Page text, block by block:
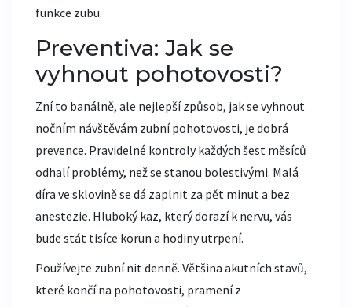
funkce zubu.
Preventiva: Jak se
vyhnout pohotovosti?
Zní to banálně, ale nejlepší způsob, jak se vyhnout
nočním návštěvám zubní pohotovosti, je dobrá
prevence. Pravidelné kontroly každých šest měsíců
odhalí problémy, než se stanou bolestivými. Malá
díra ve sklovině se dá zaplnit za pět minut a bez
anestezie. Hluboký kaz, který dorazí k nervu, vás
bude stát tisíce korun a hodiny utrpení.
Používejte zubní nit denně. Většina akutních stavů,
které končí na pohotovosti, pramení z